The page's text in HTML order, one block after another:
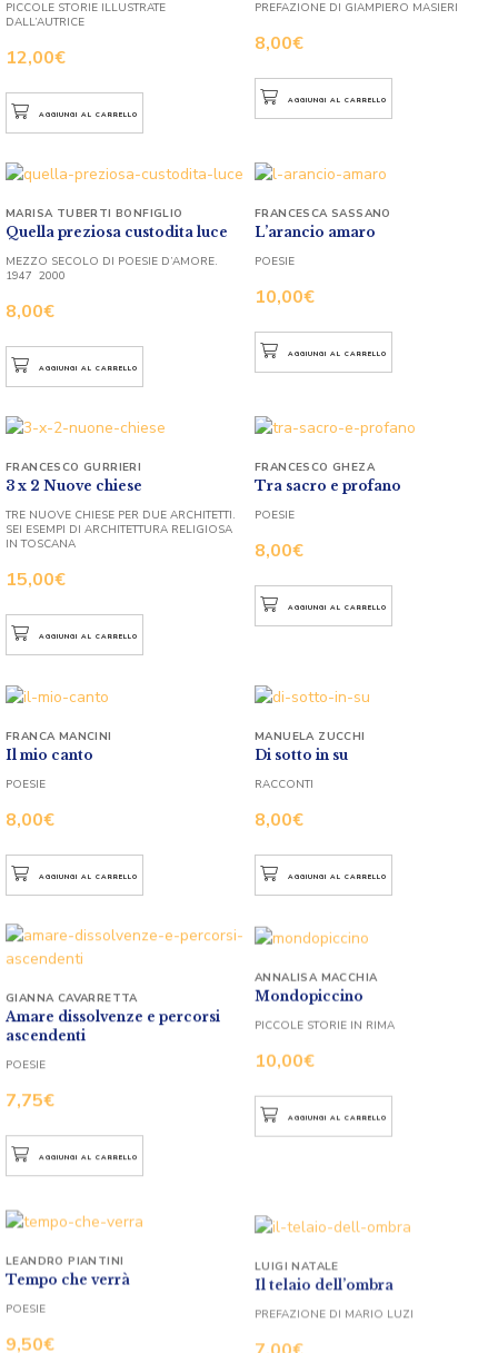
12,00€
PICCOLE STORIE ILLUSTRATE
DALL’AUTRICE
AGGIUNGI AL CARRELLO
8,00€
PREFAZIONE DI GIAMPIERO MASIERI
AGGIUNGI AL CARRELLO
Quella preziosa custodita luce
8,00€
MARISA TUBERTI BONFIGLIO
MEZZO SECOLO DI POESIE D’AMORE.
1947  2000
AGGIUNGI AL CARRELLO
L’arancio amaro
10,00€
FRANCESCA SASSANO
POESIE
AGGIUNGI AL CARRELLO
3 x 2 Nuove chiese
15,00€
FRANCESCO GURRIERI
TRE NUOVE CHIESE PER DUE ARCHITETTI.
SEI ESEMPI DI ARCHITETTURA RELIGIOSA
IN TOSCANA
AGGIUNGI AL CARRELLO
Tra sacro e profano
8,00€
FRANCESCO GHEZA
POESIE
AGGIUNGI AL CARRELLO
Il mio canto
8,00€
FRANCA MANCINI
POESIE
AGGIUNGI AL CARRELLO
Di sotto in su
8,00€
MANUELA ZUCCHI
RACCONTI
AGGIUNGI AL CARRELLO
Amare dissolvenze e percorsi
ascendenti
7,75€
GIANNA CAVARRETTA
POESIE
AGGIUNGI AL CARRELLO
Mondopiccino
10,00€
ANNALISA MACCHIA
PICCOLE STORIE IN RIMA
AGGIUNGI AL CARRELLO
Tempo che verrà
9,50€
LEANDRO PIANTINI
POESIE
Il telaio dell’ombra
7,00€